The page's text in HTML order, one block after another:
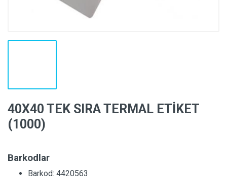
40X40 TEK SIRA TERMAL ETİKET
(1000)
Barkodlar
Barkod: 4420563